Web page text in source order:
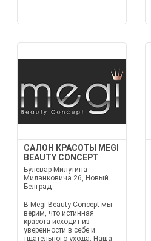
САЛОН КРАСОТЫ MEGI
BEAUTY CONCEPT
Булевар Милутина
Миланковича 26, Новый
Белград
В Megi Beauty Concept мы
верим, что истинная
красота исходит из
уверенности в себе и
тщательного ухода. Наша